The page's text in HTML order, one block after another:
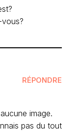
RÉPONDRE
image.
pas du tout